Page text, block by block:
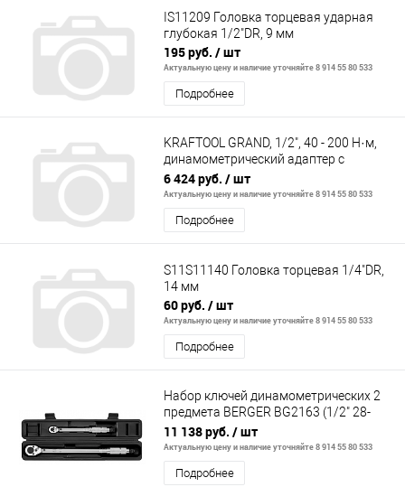
IS11209 Головка торцевая ударная
глубокая 1/2"DR, 9 мм
195 руб. / шт
Актуальную цену и наличие уточняйте 8 914 55 80 533
Подробнее
KRAFTOOL GRAND, 1/2", 40 - 200 Н·м,
динамометрический адаптер с
переходниками (64044-200)
6 424 руб. / шт
Актуальную цену и наличие уточняйте 8 914 55 80 533
Подробнее
S11S11140 Головка торцевая 1/4"DR,
14 мм
60 руб. / шт
Актуальную цену и наличие уточняйте 8 914 55 80 533
Подробнее
Набор ключей динамометрических 2
предмета BERGER BG2163 (1/2" 28-
210Nm+1/4" 5-25Nm)
11 138 руб. / шт
Актуальную цену и наличие уточняйте 8 914 55 80 533
Подробнее